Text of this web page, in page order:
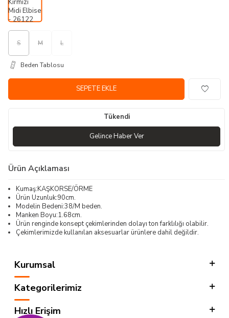
S M L
Beden Tablosu
SEPETE EKLE
Tükendi
Gelince Haber Ver
Ürün Açıklaması
Kumaş:KAŞKORSE/ÖRME
Ürün Uzunluk:90cm.
Modelin Bedeni:38/M beden.
Manken Boyu:1.68cm.
Ürün renginde konsept çekimlerinden dolayı ton farklılığı olabilir.
Çekimlerimizde kullanılan aksesuarlar ürünlere dahil değildir.
Kurumsal
Kategorilerimiz
Hızlı Erişim